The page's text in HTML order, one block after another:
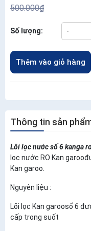
500.000₫
Số lượng: -
Thêm vào giỏ hàng
Thông tin sản
Lõi lọc nước số 6 kanga
lọc nước RO Kan
Kan garoo.
Nguyên liệu :
Lõi lọc Kan garoosố 6
cấp trong suốt